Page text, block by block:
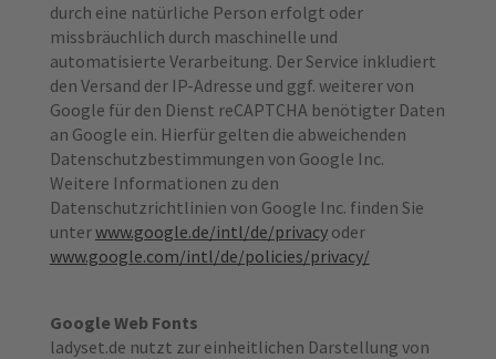
durch eine natürliche Person erfolgt oder
missbräuchlich durch maschinelle und
automatisierte Verarbeitung. Der Service inkludiert
den Versand der IP-Adresse und ggf. weiterer von
Google für den Dienst reCAPTCHA benötigter Daten
an Google ein. Hierfür gelten die abweichenden
Datenschutzbestimmungen von Google Inc.
Weitere Informationen zu den
Datenschutzrichtlinien von Google Inc. finden Sie
unterwww.google.de/intl/de/privacyoder
www.google.com/intl/de/policies/privacy/
Google Web Fonts
ladyset.de nutzt zur einheitlichen Darstellung von